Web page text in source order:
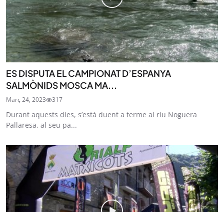
ES DISPUTA EL CAMPIONAT D’ESPANYA
SALMÒNIDS MOSCA MA...
Març 24, 2023 317
Durant aquests dies, s’està duent a terme al riu Noguera
Pallaresa, al seu pa...
STAY UPDATED
Uneix-te al nostre butlletí
Tota l’actualitat, seleccionada i enviada directament
al teu correu. Subscriu-te al nostre butlletí i segueix
la informació que importa.